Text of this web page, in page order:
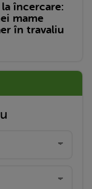
la încercare:
mame
în travaliu